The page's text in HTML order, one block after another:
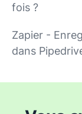
fois ?
Zapier -
dans